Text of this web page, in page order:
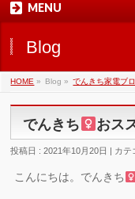
MENU
Blog
HOME » Blog » でんきち家電ブ
でんきち おス
投稿日 : 2021年10月20日 | カ
こんにちは。でんきち